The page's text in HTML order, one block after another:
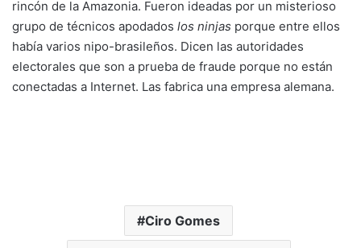
rincón de la Amazonia. Fueron ideadas por un misterioso
grupo de técnicos apodados los ninjas porque entre ellos
había varios nipo-brasileños. Dicen las autoridades
electorales que son a prueba de fraude porque no están
conectadas a Internet. Las fabrica una empresa alemana.
Ciro Gomes